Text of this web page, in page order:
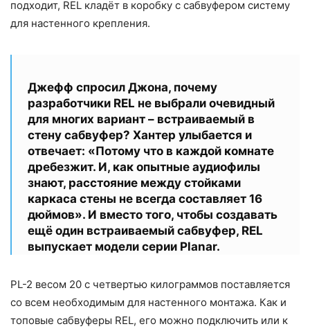
подходит, REL кладёт в коробку с сабвуфером систему
для настенного крепления.
Джефф спросил Джона, почему
разработчики REL не выбрали очевидный
для многих вариант – встраиваемый в
стену сабвуфер? Хантер улыбается и
отвечает: «Потому что в каждой комнате
дребезжит. И, как опытные аудиофилы
знают, расстояние между стойками
каркаса стены не всегда составляет 16
дюймов». И вместо того, чтобы создавать
ещё один встраиваемый сабвуфер, REL
выпускает модели серии Planar.
PL-2 весом 20 с четвертью килограммов поставляется
со всем необходимым для настенного монтажа. Как и
топовые сабвуферы REL, его можно подключить или к